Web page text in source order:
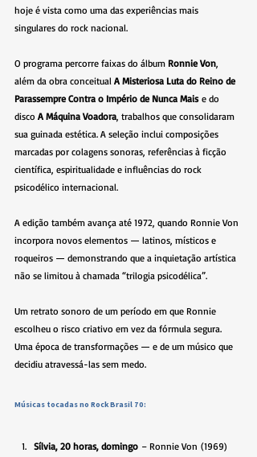
hoje é vista como uma das experiências mais
singulares do rock nacional.
O programa percorre faixas do álbum Ronnie Von,
além da obra conceitual A Misteriosa Luta do Reino de
Parassempre Contra o Império de Nunca Mais e do
disco A Máquina Voadora, trabalhos que consolidaram
sua guinada estética. A seleção inclui composições
marcadas por colagens sonoras, referências à ficção
científica, espiritualidade e influências do rock
psicodélico internacional.
A edição também avança até 1972, quando Ronnie Von
incorpora novos elementos — latinos, místicos e
roqueiros — demonstrando que a inquietação artística
não se limitou à chamada “trilogia psicodélica”.
Um retrato sonoro de um período em que Ronnie
escolheu o risco criativo em vez da fórmula segura.
Uma época de transformações — e de um músico que
decidiu atravessá-las sem medo.
Músicas tocadas no Rock Brasil 70:
Sílvia, 20 horas, domingo – Ronnie Von (1969)